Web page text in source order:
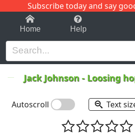
Subscribe today and say
1-9 C
Home Help
Jack Johnson - Loosing
Autoscroll Text